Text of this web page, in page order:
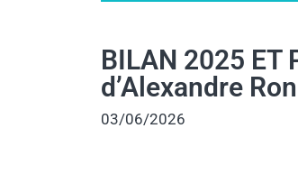
BILAN 2025 ET
d’Alexandre
03/06/2026